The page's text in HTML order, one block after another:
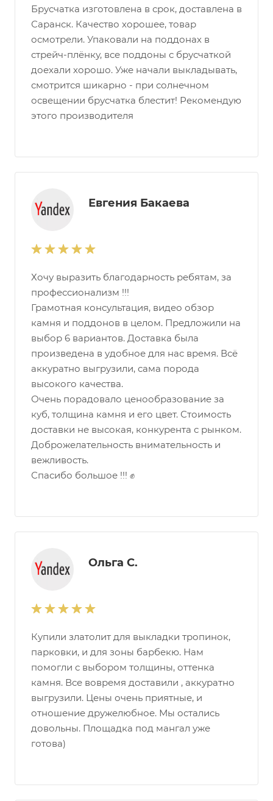
Брусчатка изготовлена в срок, доставлена в
Саранск. Качество хорошее, товар
осмотрели. Упаковали на поддонах в
стрейч-плёнку, все поддоны с брусчаткой
доехали хорошо. Уже начали выкладывать,
смотрится шикарно - при солнечном
освещении брусчатка блестит! Рекомендую
этого производителя
Евгения Бакаева
Хочу выразить благодарность ребятам, за
профессионализм !!!
Грамотная консультация, видео обзор
камня и поддонов в целом. Предложили на
выбор 6 вариантов. Доставка была
произведена в удобное для нас время. Всё
аккуратно выгрузили, сама порода
высокого качества.
Очень порадовало ценообразование за
куб, толщина камня и его цвет. Стоимость
доставки не высокая, конкурента с рынком.
Доброжелательность внимательность и
вежливость.
Спасибо большое !!! ✊
Ольга С.
Купили златолит для выкладки тропинок,
парковки, и для зоны барбекю. Нам
помогли с выбором толщины, оттенка
камня. Все вовремя доставили , аккуратно
выгрузили. Цены очень приятные, и
отношение дружелюбное. Мы остались
довольны. Площадка под мангал уже
готова)